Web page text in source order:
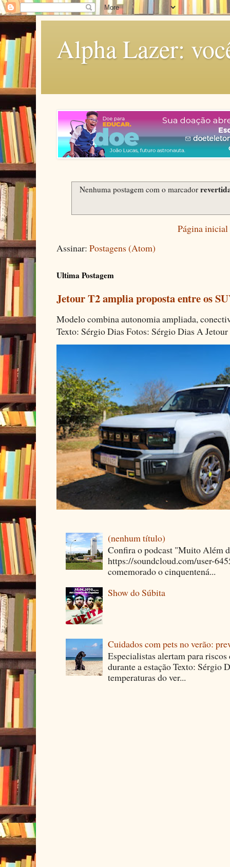
Alpha Lazer:
Nenhuma postagem com o marcador
Página inicial
Assinar: Postagens (Atom)
Ultima Postagem
Jetour T2 amplia proposta entre os
Modelo combina autonomia ampliada,
Texto: Sérgio Dias Fotos: Sérgio Dias A
(nenhum título)
Confira o podcast "Muito Além
https://soundcloud.com/user-
comemorado o cinquentená...
Show do Súbita
Cuidados com pets no verão:
Especialistas alertam para
durante a estação Texto: Sérgio
temperaturas do ver...